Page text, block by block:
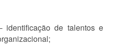
identificação de talentos e